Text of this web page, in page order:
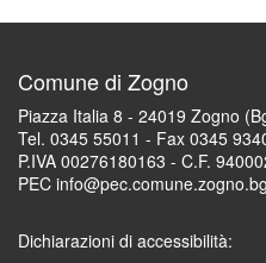
Comune di Zogno
Piazza Italia 8 - 24019 Zogno
Tel. 0345 55011 - Fax 0345
P.IVA 00276180163 - C.F.
PEC
Dichiarazioni di accessibilità: